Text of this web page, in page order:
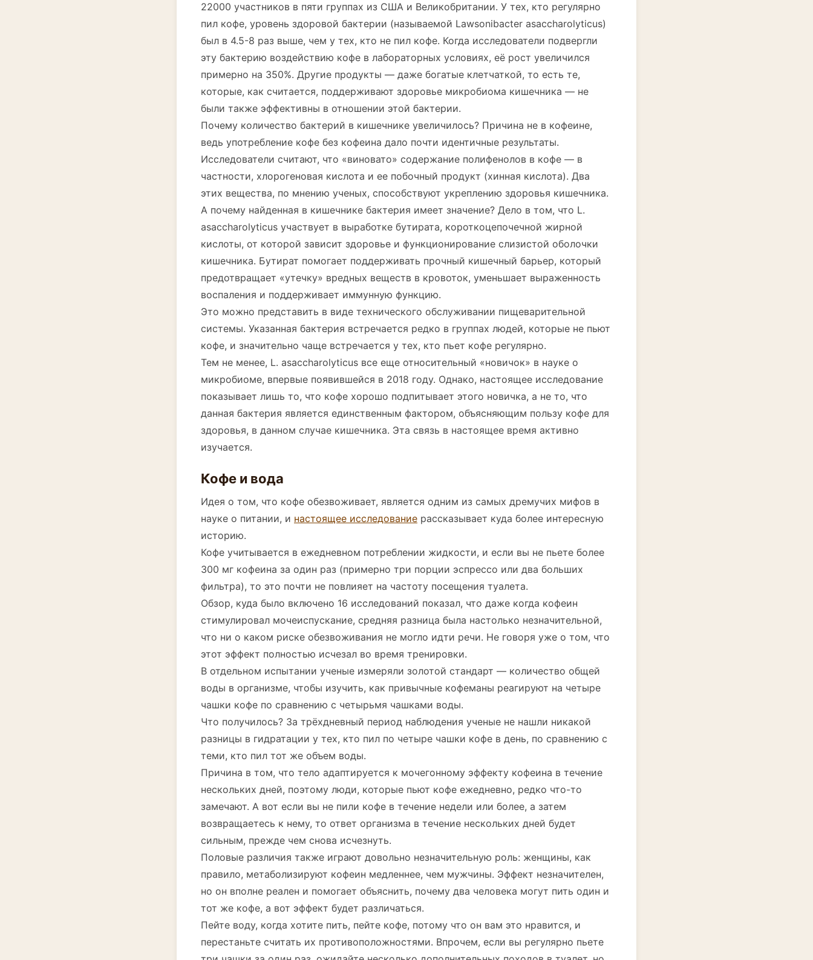
22000 участников в пяти группах из США и Великобритании. У тех, кто регулярно
пил кофе, уровень здоровой бактерии (называемой Lawsonibacter asaccharolyticus)
был в 4.5-8 раз выше, чем у тех, кто не пил кофе. Когда исследователи подвергли
эту бактерию воздействию кофе в лабораторных условиях, её рост увеличился
примерно на 350%. Другие продукты — даже богатые клетчаткой, то есть те,
которые, как считается, поддерживают здоровье микробиома кишечника — не
были также эффективны в отношении этой бактерии.
Почему количество бактерий в кишечнике увеличилось? Причина не в кофеине,
ведь употребление кофе без кофеина дало почти идентичные результаты.
Исследователи считают, что «виновато» содержание полифенолов в кофе — в
частности, хлорогеновая кислота и ее побочный продукт (хинная кислота). Два
этих вещества, по мнению ученых, способствуют укреплению здоровья кишечника.
А почему найденная в кишечнике бактерия имеет значение? Дело в том, что L.
asaccharolyticus участвует в выработке бутирата, короткоцепочечной жирной
кислоты, от которой зависит здоровье и функционирование слизистой оболочки
кишечника. Бутират помогает поддерживать прочный кишечный барьер, который
предотвращает «утечку» вредных веществ в кровоток, уменьшает выраженность
воспаления и поддерживает иммунную функцию.
Это можно представить в виде технического обслуживании пищеварительной
системы. Указанная бактерия встречается редко в группах людей, которые не пьют
кофе, и значительно чаще встречается у тех, кто пьет кофе регулярно.
Тем не менее, L. asaccharolyticus все еще относительный «новичок» в науке о
микробиоме, впервые появившейся в 2018 году. Однако, настоящее исследование
показывает лишь то, что кофе хорошо подпитывает этого новичка, а не то, что
данная бактерия является единственным фактором, объясняющим пользу кофе для
здоровья, в данном случае кишечника. Эта связь в настоящее время активно
изучается.
Кофе и вода
Идея о том, что кофе обезвоживает, является одним из самых дремучих мифов в
науке о питании, и настоящее исследование рассказывает куда более интересную
историю.
Кофе учитывается в ежедневном потреблении жидкости, и если вы не пьете более
300 мг кофеина за один раз (примерно три порции эспрессо или два больших
фильтра), то это почти не повлияет на частоту посещения туалета.
Обзор, куда было включено 16 исследований показал, что даже когда кофеин
стимулировал мочеиспускание, средняя разница была настолько незначительной,
что ни о каком риске обезвоживания не могло идти речи. Не говоря уже о том, что
этот эффект полностью исчезал во время тренировки.
В отдельном испытании ученые измеряли золотой стандарт — количество общей
воды в организме, чтобы изучить, как привычные кофеманы реагируют на четыре
чашки кофе по сравнению с четырьмя чашками воды.
Что получилось? За трёхдневный период наблюдения ученые не нашли никакой
разницы в гидратации у тех, кто пил по четыре чашки кофе в день, по сравнению с
теми, кто пил тот же объем воды.
Причина в том, что тело адаптируется к мочегонному эффекту кофеина в течение
нескольких дней, поэтому люди, которые пьют кофе ежедневно, редко что-то
замечают. А вот если вы не пили кофе в течение недели или более, а затем
возвращаетесь к нему, то ответ организма в течение нескольких дней будет
сильным, прежде чем снова исчезнуть.
Половые различия также играют довольно незначительную роль: женщины, как
правило, метаболизируют кофеин медленнее, чем мужчины. Эффект незначителен,
но он вполне реален и помогает объяснить, почему два человека могут пить один и
тот же кофе, а вот эффект будет различаться.
Пейте воду, когда хотите пить, пейте кофе, потому что он вам это нравится, и
перестаньте считать их противоположностями. Впрочем, если вы регулярно пьете